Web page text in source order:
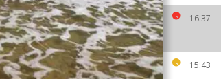
16:37
15:43